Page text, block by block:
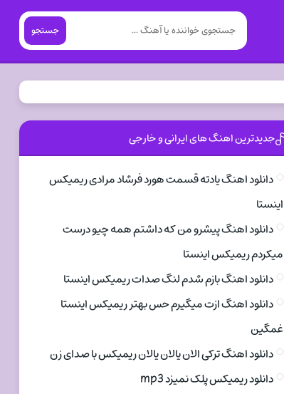
جستجو
جدیدترین اهنگ های ایرانی و خارجی
دانلود اهنگ یادته قسمت هورد فرشاد مرادی ریمیکس
اینستا
دانلود اهنگ پیشرو من که داشتم همه چیو درست
میکردم ریمیکس اینستا
دانلود اهنگ بازم شدم لنگ صدات ریمیکس اینستا
دانلود اهنگ ازت میگیرم حس بهتر ریمیکس اینستا
غمگین
دانلود اهنگ ترکی الان یالان یالان ریمیکس با صدای زن
دانلود ریمیکس پلک نمیزد mp3